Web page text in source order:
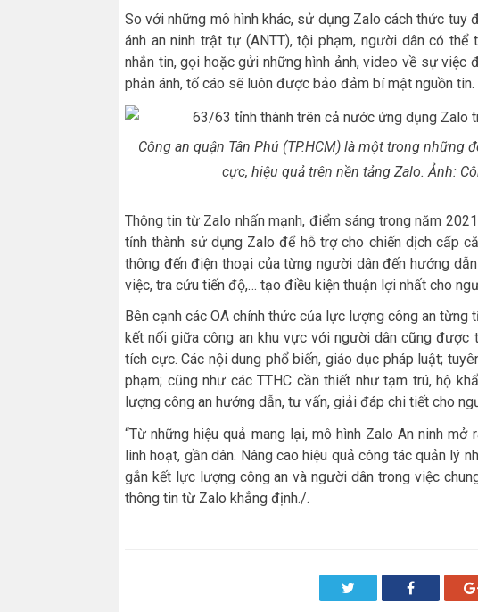
So với những mô hình khác, sử dụng Zalo cách thức tuy
ánh an ninh trật tự (ANTT), tội phạm, người dân có
nhắn tin, gọi hoặc gửi những hình ảnh, video về sự
phản ánh, tố cáo sẽ luôn được bảo đảm bí mật nguồn tin.
Công an quận Tân Phú (TP.HCM) là một trong
cực, hiệu quả trên nền tảng Zalo. Ảnh:
Thông tin từ Zalo nhấn mạnh, điểm sáng trong năm
tỉnh thành sử dụng Zalo để hỗ trợ cho chiến dịch cấp
thông đến điện thoại của từng người dân đến hướng
việc, tra cứu tiến độ,… tạo điều kiện thuận lợi nhất cho
Bên cạnh các OA chính thức của lực lượng công an từng
kết nối giữa công an khu vực với người dân cũng được
tích cực. Các nội dung phổ biến, giáo dục pháp luật;
phạm; cũng như các TTHC cần thiết như tạm trú, hộ
lượng công an hướng dẫn, tư vấn, giải đáp chi tiết cho
“Từ những hiệu quả mang lại, mô hình Zalo An ninh
linh hoạt, gần dân. Nâng cao hiệu quả công tác quản lý
gắn kết lực lượng công an và người dân trong việc
thông tin từ Zalo khẳng định./.
Twitter Facebook